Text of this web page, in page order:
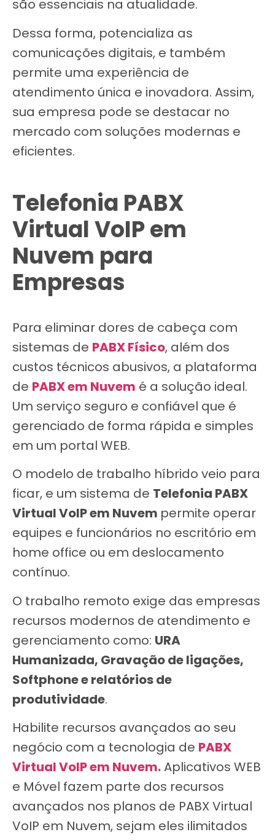
são essenciais na atualidade.
Dessa forma, potencializa as
comunicações digitais, e também
permite uma experiência de
atendimento única e inovadora. Assim,
sua empresa pode se destacar no
mercado com soluções modernas e
eficientes.
Telefonia PABX
Virtual VoIP em
Nuvem para
Empresas
Para eliminar dores de cabeça com
sistemas de PABX Físico, além dos
custos técnicos abusivos, a plataforma
de PABX em Nuvem é a solução ideal.
Um serviço seguro e confiável que é
gerenciado de forma rápida e simples
em um portal WEB.
O modelo de trabalho híbrido veio para
ficar, e um sistema de Telefonia PABX
Virtual VoIP em Nuvem permite operar
equipes e funcionários no escritório em
home office ou em deslocamento
contínuo.
O trabalho remoto exige das empresas
recursos modernos de atendimento e
gerenciamento como: URA
Humanizada, Gravação de ligações,
Softphone e relatórios de
produtividade.
Habilite recursos avançados ao seu
negócio com a tecnologia de PABX
Virtual VoIP em Nuvem.Aplicativos WEB
e Móvel fazem parte dos recursos
avançados nos planos de PABX Virtual
VoIP em Nuvem, sejam eles ilimitados